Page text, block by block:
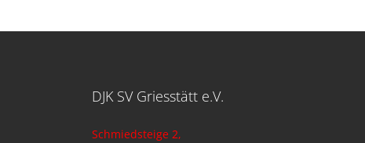
DJK SV Griesstätt e.V.
Schmiedsteige 2,